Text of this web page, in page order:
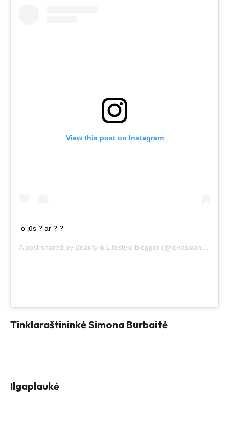
View this post on Instagram
o jūs ? ar ? ?
A post shared by Beauty & Lifestyle blogger (@ievaswan) on
Tinklaraštininkė Simona Burbaitė
Ilgaplaukė